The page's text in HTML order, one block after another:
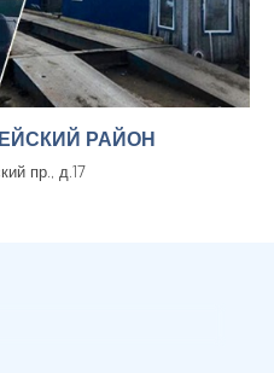
РАЙОН
пр., д.17